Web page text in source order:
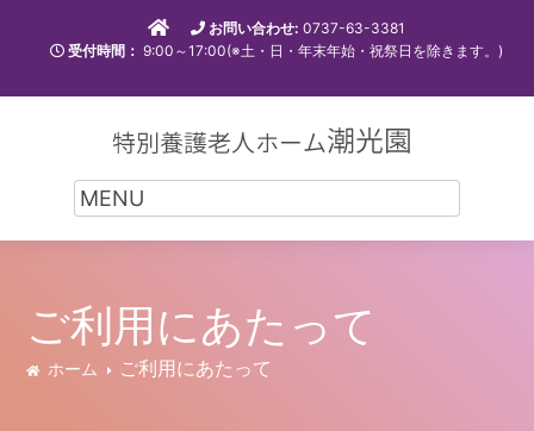
お問い合わせ: 0737-63-3381
受付時間： 9:00～17:00(※土・日・年末年始・祝祭日を除きます。)
ご利用にあたって
ホーム ご利用にあたって